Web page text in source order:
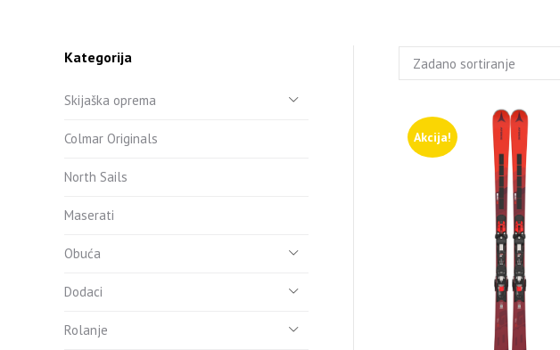
Akcija!
Kategorija
Skijaška oprema
Colmar Originals
North Sails
Maserati
Obuća
Dodaci
Rolanje